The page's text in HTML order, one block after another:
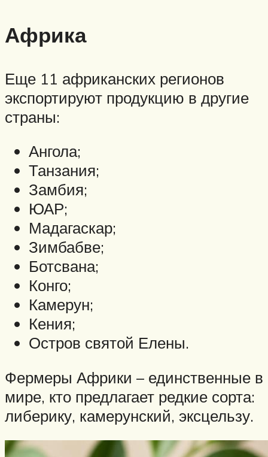
Африка
Еще 11 африканских регионов
экспортируют продукцию в другие
страны:
Ангола;
Танзания;
Замбия;
ЮАР;
Мадагаскар;
Зимбабве;
Ботсвана;
Конго;
Камерун;
Кения;
Остров святой Елены.
Фермеры Африки – единственные в
мире, кто предлагает редкие сорта:
либерику, камерунский, эксцельзу.